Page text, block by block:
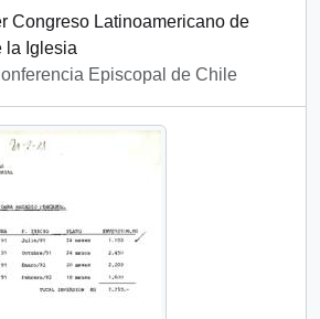
Congreso Latinoamericano de
la Iglesia
Episcopal de Chile